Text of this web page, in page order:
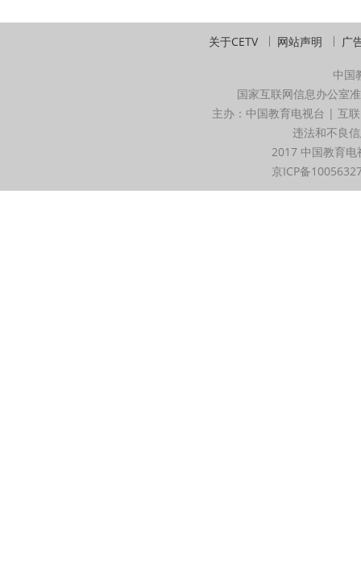
关于CETV 网站声明 广
中国
国家互联网信息办公室
主办：中国教育电视台 | 互
违法和不良
2017 中国教育
京ICP备